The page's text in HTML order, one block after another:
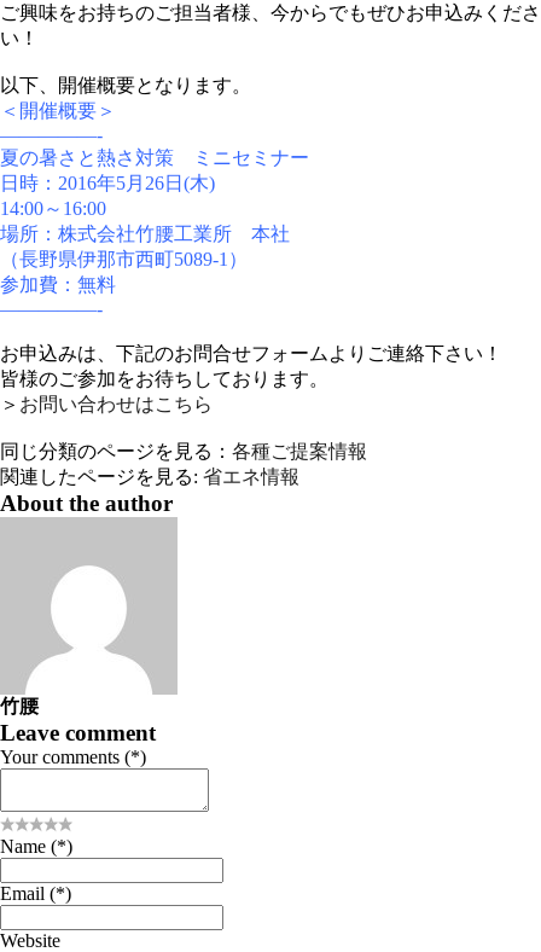
ご興味をお持ちのご担当者様、今からでもぜひお申込みくださ
い！
以下、開催概要となります。
＜開催概要＞
—————-
夏の暑さと熱さ対策 ミニセミナー
日時：2016年5月26日(木)
14:00～16:00
場所：株式会社竹腰工業所 本社
（長野県伊那市西町5089-1）
参加費：無料
—————-
お申込みは、下記のお問合せフォームよりご連絡下さい！
皆様のご参加をお待ちしております。
＞ お問い合わせはこちら
同じ分類のページを見る： 各種ご提案情報
関連したページを見る: 省エネ情報
About the author
竹腰
Leave comment
Your comments (*)
Name (*)
Email (*)
Website